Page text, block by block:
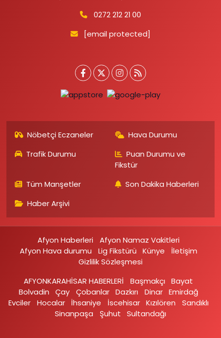
0272 212 21 00
[email protected]
Nöbetçi Eczaneler
Hava Durumu
Trafik Durumu
Puan Durumu ve
Fikstür
Tüm Manşetler
Son Dakika Haberleri
Haber Arşivi
Afyon Haberleri
Afyon Namaz Vakitleri
Afyon Hava durumu
Lig Fikstürü Künye
İletişim
Gizlilik Sözleşmesi
AFYONKARAHİSAR HABERLERİ
Başmakçı
Bayat
Bolvadin
Çay Çobanlar Dazkırı Dinar Emirdağ‎
Evciler‎
Hocalar İhsaniye‎ İscehisar Kızılören‎
Sandıklı‎
Sinanpaşa
Şuhut Sultandağı